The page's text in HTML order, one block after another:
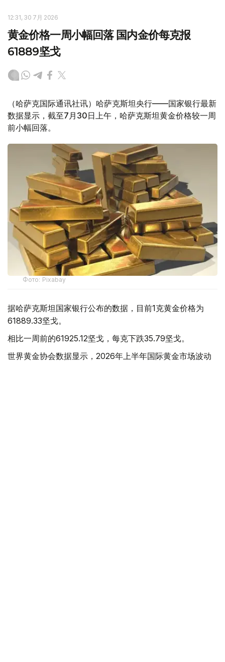
12:31, 30 7月 2026
黄金价格一周小幅回落 国内金价每克报
61889坚戈
（哈萨克国际通讯社讯）哈萨克斯坦央行——国家银行最新
数据显示，截至7月30日上午，哈萨克斯坦黄金价格较一周
前小幅回落。
Фото: Pixabay
据哈萨克斯坦国家银行公布的数据，目前1克黄金价格为
61889.33坚戈。
相比一周前的61925.12坚戈，每克下跌35.79坚戈。
世界黄金协会数据显示，2026年上半年国际黄金市场波动